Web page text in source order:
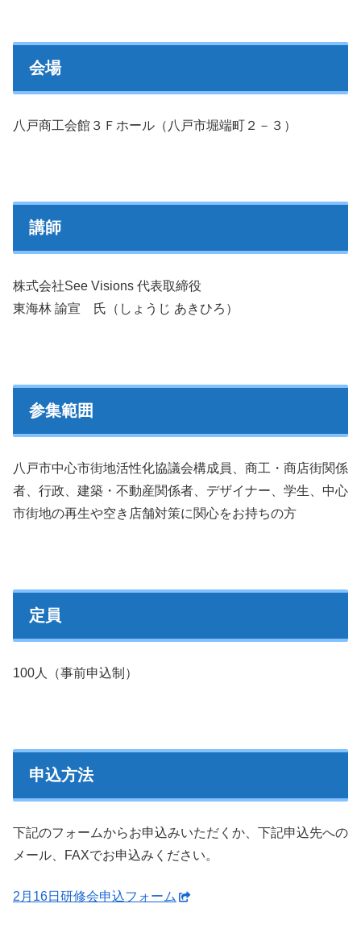
会場
八戸商工会館３Ｆホール（八戸市堀端町２－３）
講師
株式会社See Visions 代表取締役
東海林 諭宣 氏（しょうじ あきひろ）
参集範囲
八戸市中心市街地活性化協議会構成員、商工・商店街関係
者、行政、建築・不動産関係者、デザイナー、学生、中心
市街地の再生や空き店舗対策に関心をお持ちの方
定員
100人（事前申込制）
申込方法
下記のフォームからお申込みいただくか、下記申込先への
メール、FAXでお申込みください。
2月16日研修会申込フォーム